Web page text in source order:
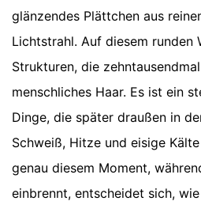
glänzendes Plättchen aus
Lichtstrahl. Auf diesem runden
Strukturen, die
menschliches Haar. Es ist ein
Dinge, die später draußen in
Schweiß, Hitze und eisige
genau diesem Moment,
einbrennt, entscheidet sich,